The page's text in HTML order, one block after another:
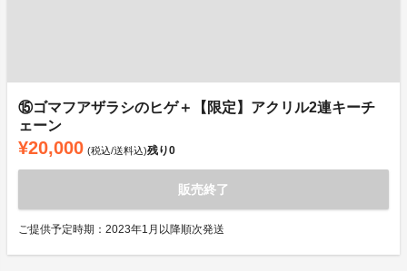
⑮ゴマフアザラシのヒゲ＋【限定】アクリル2連キーチ
ェーン
¥20,000 (税込/送料込)残り0
販売終了
ご提供予定時期：2023年1月以降順次発送